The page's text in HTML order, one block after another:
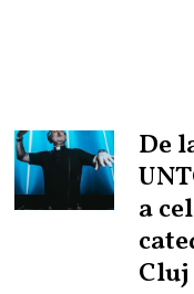
De
a
Cluj